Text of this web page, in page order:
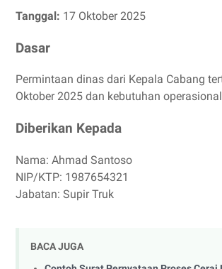
Tanggal: 17 Oktober 2025
Dasar
Permintaan dinas dari Kepala Cabang
Oktober 2025 dan kebutuhan
Diberikan Kepada
Nama: Ahmad Santoso
NIP/KTP: 1987654321
Jabatan: Supir Truk
BACA JUGA